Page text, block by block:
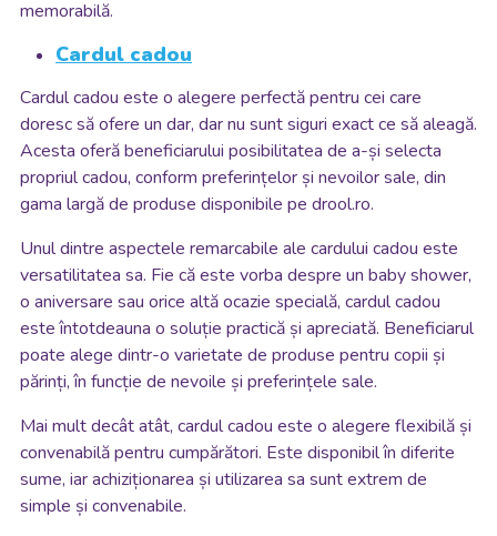
memorabilă.
Cardul cadou
Cardul cadou este o alegere perfectă pentru cei care
doresc să ofere un dar, dar nu sunt siguri exact ce să aleagă.
Acesta oferă beneficiarului posibilitatea de a-și selecta
propriul cadou, conform preferințelor și nevoilor sale, din
gama largă de produse disponibile pe drool.ro.
Unul dintre aspectele remarcabile ale cardului cadou este
versatilitatea sa. Fie că este vorba despre un baby shower,
o aniversare sau orice altă ocazie specială, cardul cadou
este întotdeauna o soluție practică și apreciată. Beneficiarul
poate alege dintr-o varietate de produse pentru copii și
părinți, în funcție de nevoile și preferințele sale.
Mai mult decât atât, cardul cadou este o alegere flexibilă și
convenabilă pentru cumpărători. Este disponibil în diferite
sume, iar achiziționarea și utilizarea sa sunt extrem de
simple și convenabile.